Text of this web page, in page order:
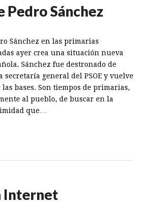
Pedro Sánchez
Sánchez en las primarias
ayer crea una situación nueva
Sánchez fue destronado de
secretaría general del PSOE y vuelve
bases. Son tiempos de primarias,
al pueblo, de buscar en la
que…
Internet